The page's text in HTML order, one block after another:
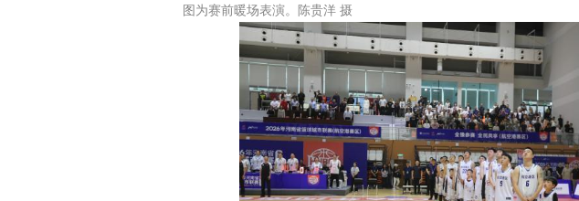
图为赛前暖场表演。陈贵洋 摄